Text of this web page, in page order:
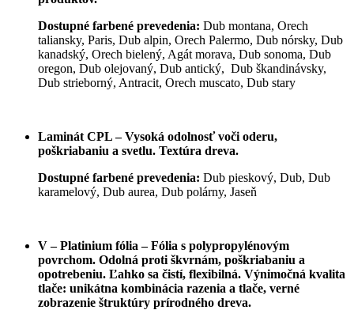
Dostupné farbené prevedenia: Dub montana, Orech
taliansky, Paris, Dub alpin, Orech Palermo, Dub nórsky, Dub
kanadský, Orech bielený, Agát morava, Dub sonoma, Dub
oregon, Dub olejovaný, Dub antický, Dub škandinávsky,
Dub strieborný, Antracit, Orech muscato, Dub stary
Laminát CPL – Vysoká odolnosť voči oderu,
poškriabaniu a svetlu. Textúra dreva.
Dostupné farbené prevedenia: Dub pieskový, Dub, Dub
karamelový, Dub aurea, Dub polárny, Jaseň
V – Platinium fólia – Fólia s polypropylénovým
povrchom. Odolná proti škvrnám, poškriabaniu a
opotrebeniu. Ľahko sa čistí, flexibilná. Výnimočná kvalita
tlače: unikátna kombinácia razenia a tlače, verné
zobrazenie štruktúry prírodného dreva.